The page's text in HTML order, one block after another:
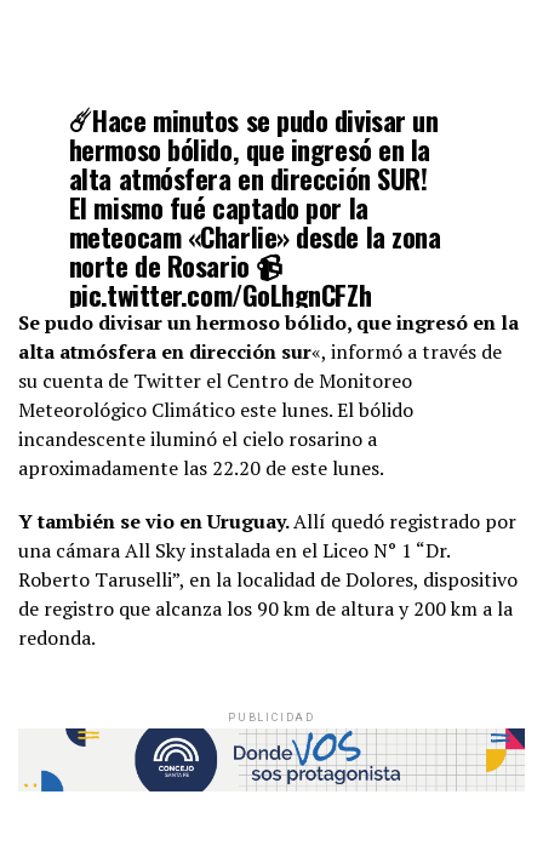
☄️Hace minutos se pudo divisar un
hermoso bólido, que ingresó en la
alta atmósfera en dirección SUR!
El mismo fué captado por la
meteocam «Charlie» desde la zona
norte de Rosario 📹
pic.twitter.com/GoLhgnCFZh
— Centro de Monitoreo
Meteorológico y Climático SAT
(@EmaIbarlucea)July 26, 2022
Se pudo divisar un hermoso bólido, que ingresó en la
alta atmósfera en dirección sur«, informó a través de
su cuenta de Twitter el Centro de Monitoreo
Meteorológico Climático este lunes. El bólido
incandescente iluminó el cielo rosarino a
aproximadamente las 22.20 de este lunes.
Y también se vio en Uruguay.Allí quedó registrado por
una cámara All Sky instalada en el Liceo N° 1 “Dr.
Roberto Taruselli”, en la localidad de Dolores, dispositivo
de registro que alcanza los 90 km de altura y 200 km a la
redonda.
PUBLICIDAD